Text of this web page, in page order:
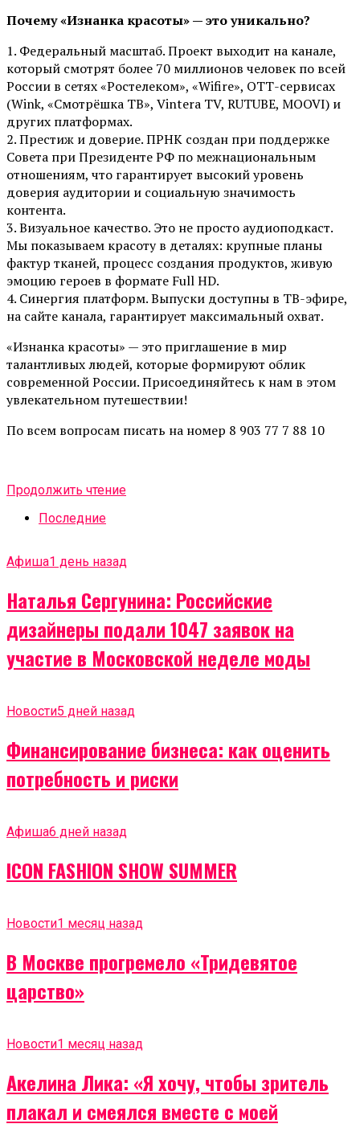
Почему «Изнанка красоты» — это уникально?
1. Федеральный масштаб. Проект выходит на канале,
который смотрят более 70 миллионов человек по всей
России в сетях «Ростелеком», «Wifire», ОТТ-сервисах
(Wink, «Смотрёшка ТВ», Vintera TV, RUTUBE, MOOVI) и
других платформах.
2. Престиж и доверие. ПРНК создан при поддержке
Совета при Президенте РФ по межнациональным
отношениям, что гарантирует высокий уровень
доверия аудитории и социальную значимость
контента.
3. Визуальное качество. Это не просто аудиоподкаст.
Мы показываем красоту в деталях: крупные планы
фактур тканей, процесс создания продуктов, живую
эмоцию героев в формате Full HD.
4. Синергия платформ. Выпуски доступны в ТВ-эфире,
на сайте канала, гарантирует максимальный охват.
«Изнанка красоты» — это приглашение в мир
талантливых людей, которые формируют облик
современной России. Присоединяйтесь к нам в этом
увлекательном путешествии!
По всем вопросам писать на номер 8 903 77 7 88 10
Продолжить чтение
Последние
Афиша1 день назад
Наталья Сергунина: Российские
дизайнеры подали 1047 заявок на
участие в Московской неделе моды
Новости5 дней назад
Финансирование бизнеса: как оценить
потребность и риски
Афиша6 дней назад
ICON FASHION SHOW SUMMER
Новости1 месяц назад
В Москве прогремело «Тридевятое
царство»
Новости1 месяц назад
Акелина Лика: «Я хочу, чтобы зритель
плакал и смеялся вместе с моей